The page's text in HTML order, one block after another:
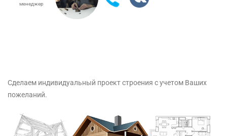
менеджер
Сделаем индивидуальный проект строения с учетом Ваших
пожеланий.